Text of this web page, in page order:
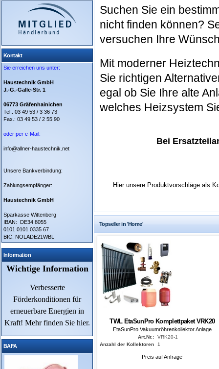
Kontakt
Sie erreichen uns unter:
Haustechnik GmbH
J.-G.-Galle-Str. 1
06773 Gräfenhainichen
Tel.: 03 49 53 / 3 36 73
Fax.: 03 49 53 / 2 55 90
oder per e-Mail:
info@allner-haustechnik.net
Unsere Bankverbindung:
Zahlungsempfänger:
Haustechnik GmbH
Sparkasse Wittenberg
IBAN: DE34 8055
0101 0101 0335 67
BIC: NOLADE21WBL
Information
Wichtige Information
Verbesserte
Förderkonditionen für
erneuerbare Energien in
Kraft! Mehr finden Sie hier.
BAFA
Suchen Sie ein
nicht finden können?
versuchen Ihre
Mit moderner
Sie richtigen
egal ob Sie Ihre alte
welches Heizsystem
Bei
Hier unsere Produktvorschläge als
Topseller in 'Home'
TWL EtaSunPro Komplettpaket VRK20
EtaSunPro Vakuumröhrenkollektor Anlage
Art.Nr.:
VRK20-1
Anzahl der Kollektoren
1
Preis auf Anfrage